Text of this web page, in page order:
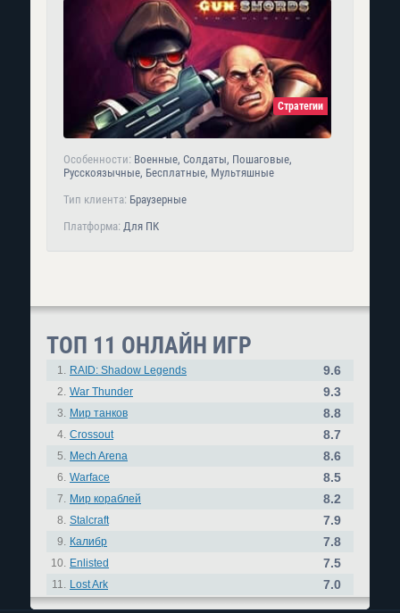
Стратегии
Особенности: Военные, Солдаты, Пошаговые,
Русскоязычные, Бесплатные, Мультяшные
Тип клиента: Браузерные
Платформа: Для ПК
ТОП 11 ОНЛАЙН ИГР
1. RAID: Shadow Legends 9.6
2. War Thunder 9.3
3. Мир танков 8.8
4. Crossout 8.7
5. Mech Arena 8.6
6. Warface 8.5
7. Мир кораблей 8.2
8. Stalcraft 7.9
9. Калибр 7.8
10. Enlisted 7.5
11. Lost Ark 7.0